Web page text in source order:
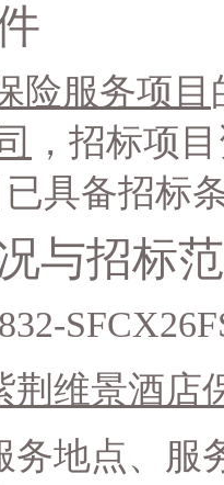
险服务项目
，招标项
具备招标
与招标
荆维景酒店
务地点、服